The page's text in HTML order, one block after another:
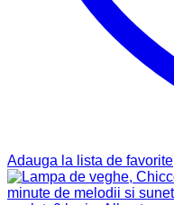
Adauga la lista de favorite